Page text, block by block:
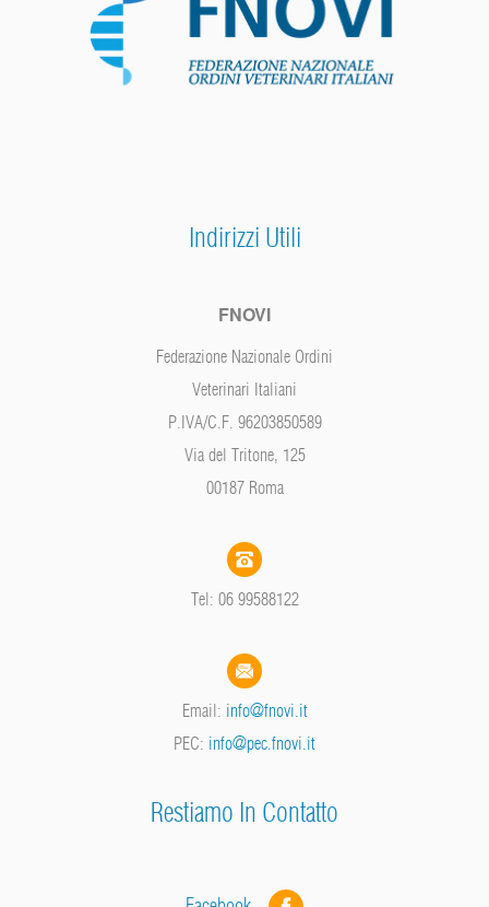
Indirizzi Utili
FNOVI
Federazione Nazionale Ordini
Veterinari Italiani
P.IVA/C.F. 96203850589
Via del Tritone, 125
00187 Roma
Tel: 06 99588122
Email: info@fnovi.it
PEC: info@pec.fnovi.it
Restiamo In Contatto